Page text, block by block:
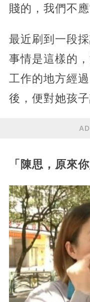
賤的，我們不
最近刷到一段
事情是這樣的
工作的地方經
後，便對她孩子
「陳思，原來